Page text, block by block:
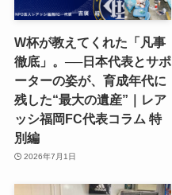
W杯が教えてくれた「凡事
徹底」。──日本代表とサポ
ーターの姿が、育成年代に
残した“最大の遺産”｜レア
ッシ福岡FC代表コラム 特
別編
2026年7月1日